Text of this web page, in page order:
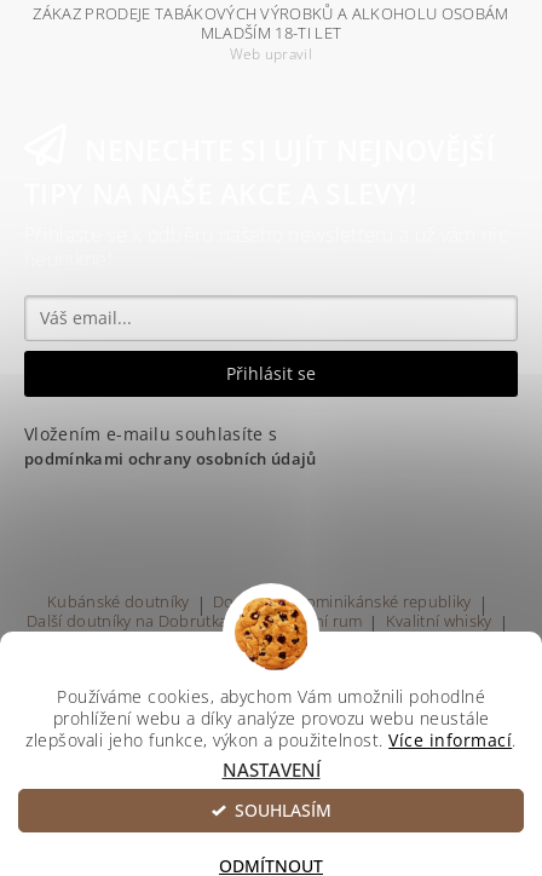
ZÁKAZ PRODEJE TABÁKOVÝCH VÝROBKŮ A ALKOHOLU OSOBÁM
MLADŠÍM 18-TI LET
Web upravil
Vložením e-mailu souhlasíte s
podmínkami ochrany osobních údajů
Kubánské doutníky | Doutníky z Dominikánské republiky |
Další doutníky na Dobrutka.eu | Kvalitní rum | Kvalitní whisky |
Prodej rumu Praha
2026 ©Svetdoutniku, všechna práva vyhrazenaUpravit nastavení cookies
Vytvořil Shoptet
Používáme cookies, abychom Vám umožnili pohodlné
prohlížení webu a díky analýze provozu webu neustále
zlepšovali jeho funkce, výkon a použitelnost.Více informací.
NASTAVENÍ
ODMÍTNOUT
SOUHLASÍM